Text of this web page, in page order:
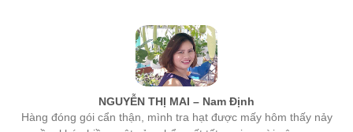
NGUYỄN THỊ MAI – Nam Định
Hàng đóng gói cẩn thận, mình tra hạt được mấy hôm thấy nảy
mầm khá nhiều, một sản phẩm rất tốt, mọi người nên mua